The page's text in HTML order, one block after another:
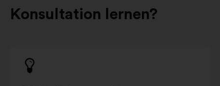
Konsultation lernen?